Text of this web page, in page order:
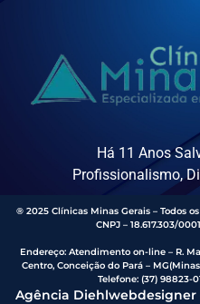
Há 11 Anos
Profissionalismo,
® 2025 Clínicas Minas Gerais – Todos
CNPJ – 18.617.303/
Endereço: Atendimento on-line – R.
Centro, Conceição do Pará –
Telefone:(37) 98823-
Agência Diehlwebdesigner